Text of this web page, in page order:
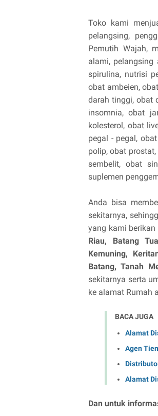
Toko kami
pelangsing,
Pemutih Wajah,
alami, pelangsing
spirulina, nutrisi
obat ambeien,
darah tinggi, obat
insomnia, obat
kolesterol, obat
pegal - pegal,
polip, obat
sembelit, obat
suplemen
Anda bisa
sekitarnya,
yang kami
Riau, Batang
Kemuning,
Batang, Tanah
sekitarnya serta
ke alamat Rumah
BACA JUGA
Alamat
Agen
Alamat
Dan untuk